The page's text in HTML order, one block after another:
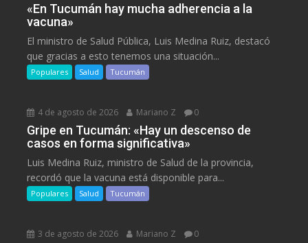
«En Tucumán hay mucha adherencia a la
vacuna»
El ministro de Salud Pública, Luis Medina Ruiz, destacó
que gracias a esto tenemos una situación...
Populares Salud Tucumán
4 de agosto de 2026 Mariano Z 0
Gripe en Tucumán: «Hay un descenso de
casos en forma significativa»
Luis Medina Ruiz, ministro de Salud de la provincia,
recordó que la vacuna está disponible para...
Populares Salud Tucumán
3 de agosto de 2026 Mariano Z 0